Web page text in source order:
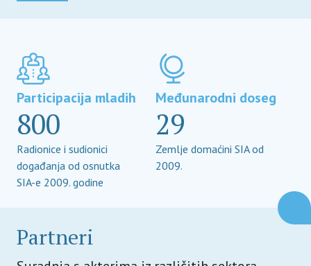
Participacija mladih
800
Radionice i sudionici
događanja od osnutka
SIA-e 2009. godine
Međunarodni doseg
29
Zemlje domaćini SIA od
2009.
Partneri